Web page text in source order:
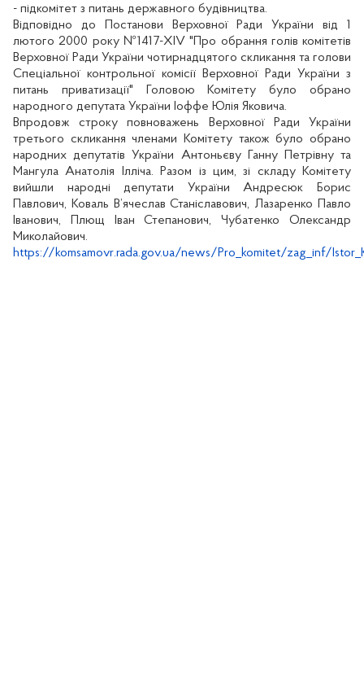
- підкомітет з питань державного будівництва.
Відповідно до Постанови Верховної Ради України від 1
лютого 2000 року №1417-XIV "Про обрання голів комітетів
Верховної Ради України чотирнадцятого скликання та голови
Спеціальної контрольної комісії Верховної Ради України з
питань приватизації" Головою Комітету було обрано
народного депутата України Іоффе Юлія Яковича.
Впродовж строку повноважень Верховної Ради України
третього скликання членами Комітету також було обрано
народних депутатів України Антоньєву Ганну Петрівну та
Мангула Анатолія Ілліча. Разом із цим, зі складу Комітету
вийшли народні депутати УкраїниАндресюк Борис
Павлович, Коваль В’ячеслав Станіславович, Лазаренко Павло
Іванович, Плющ Іван Степанович, Чубатенко Олександр
Миколайович.
https://komsamovr.rada.gov.ua/news/Pro_komitet/zag_inf/